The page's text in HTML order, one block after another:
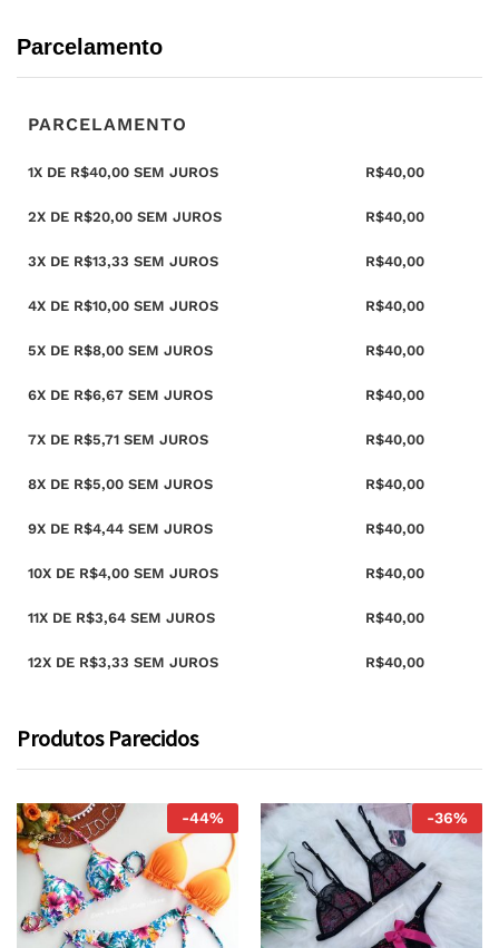
Parcelamento
PARCELAMENTO
1X DE R$40,00 SEM JUROS R$40,00
2X DE R$20,00 SEM JUROS R$40,00
3X DE R$13,33 SEM JUROS R$40,00
4X DE R$10,00 SEM JUROS R$40,00
5X DE R$8,00 SEM JUROS R$40,00
6X DE R$6,67 SEM JUROS R$40,00
7X DE R$5,71 SEM JUROS R$40,00
8X DE R$5,00 SEM JUROS R$40,00
9X DE R$4,44 SEM JUROS R$40,00
10X DE R$4,00 SEM JUROS R$40,00
11X DE R$3,64 SEM JUROS R$40,00
12X DE R$3,33 SEM JUROS R$40,00
Produtos Parecidos
-44% -36%